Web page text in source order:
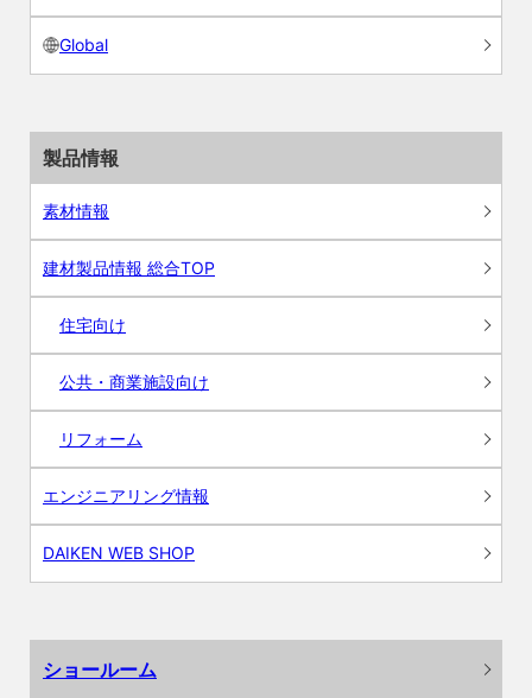
Global
製品情報
素材情報
建材製品情報 総合TOP
住宅向け
公共・商業施設向け
リフォーム
エンジニアリング情報
DAIKEN WEB SHOP
ショールーム